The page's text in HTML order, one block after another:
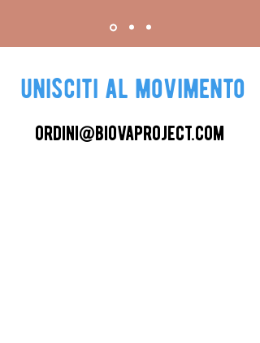
unisciti al movimento
ordini@biovaproject.com